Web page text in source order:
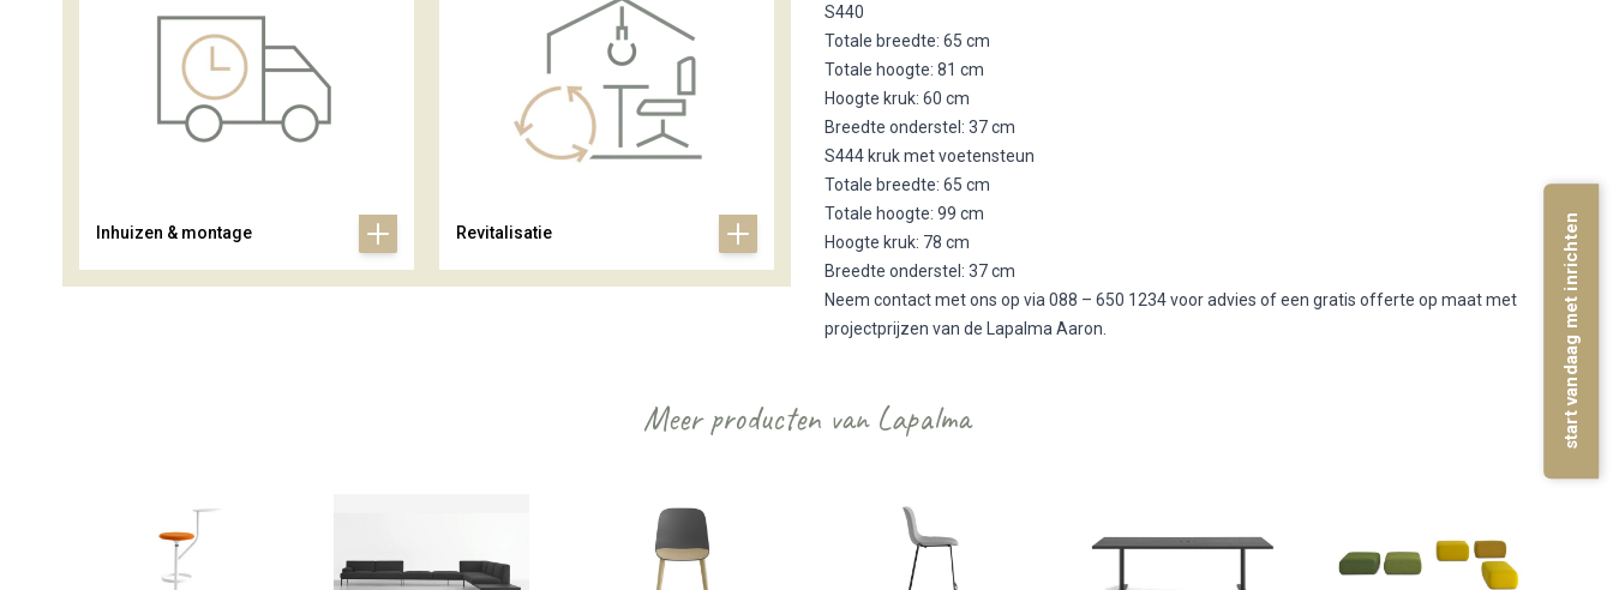
Inhuizen & montage Revitalisatie
S440
Totale breedte: 65 cm
Totale hoogte: 81 cm
Hoogte kruk: 60 cm
Breedte onderstel: 37 cm
S444 kruk met voetensteun
Totale breedte: 65 cm
Totale hoogte: 99 cm
Hoogte kruk: 78 cm
Breedte onderstel: 37 cm
Neem contact met ons op via 088 – 650 1234 voor advies of een gratis offerte op maat met
projectprijzen van de Lapalma Aaron.
Meer producten van Lapalma start vandaag met inrichten